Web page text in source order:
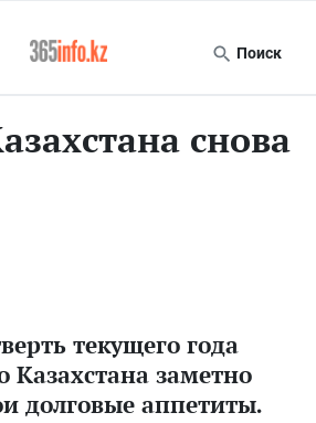
Поиск
снова
текущего года
Казахстана заметно
долговые аппетиты.